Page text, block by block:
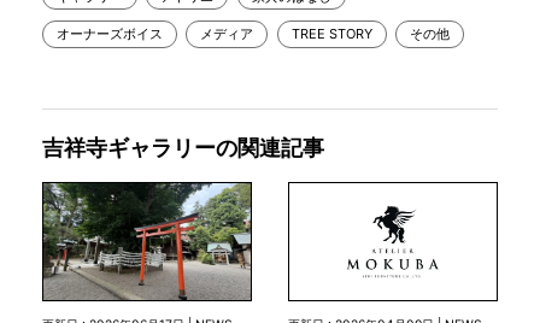
オーナーズボイス メディア TREE STORY その他
吉祥寺ギャラリーの関連記事